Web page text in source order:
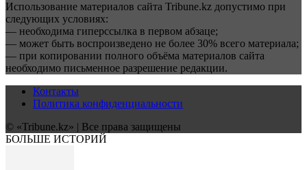
Использование материалов сайта Tribune.kz допустимо при
следующих условиях:
— необходима гиперссылка в первом абзаце;
— может быть воспроизведено не более 30% всего материала;
— при копировании полного объёма материалов сайта
необходимо письменное разрешение редакции.
Контакты
Политика конфиденциальности
© «Tribune.kz» | Все права защищены
БОЛЬШЕ ИСТОРИЙ